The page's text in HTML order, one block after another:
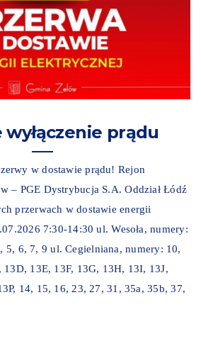
prądu
w dostawie prądu! Rejon
– PGE Dystrybucja S.A. Oddział Łódź
przerwach w dostawie energii
7:30-14:30 ul. Wesoła, numery:
5, 6, 7, 9 ul. Cegielniana, numery: 10,
13E, 13F, 13G, 13H, 13I, 13J,
14, 15, 16, 23, 27, 31, 35a, 35b, 37,